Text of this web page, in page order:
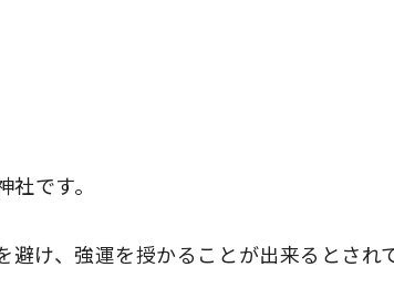
です。
避け、強運を授かることが出来るとされ